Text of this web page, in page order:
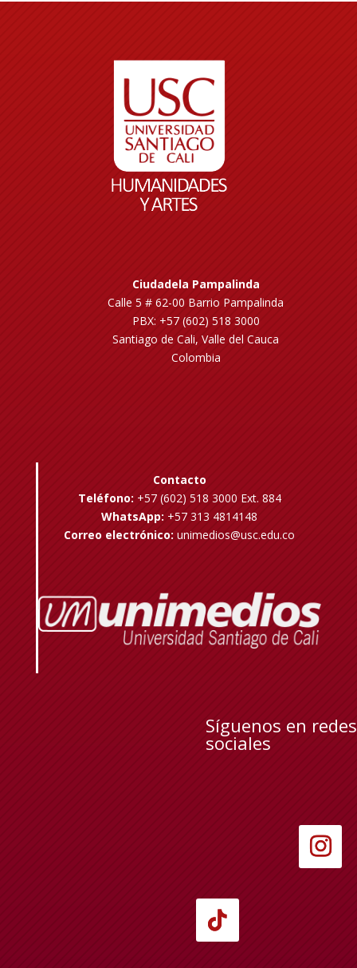
Ciudadela Pampalinda
Calle 5 # 62-00 Barrio Pampalinda
PBX: +57 (602) 518 3000
Santiago de Cali, Valle del Cauca
Colombia
Contacto
Teléfono: +57 (602) 518 3000 Ext. 884
WhatsApp: +57 313 4814148
Correo electrónico: unimedios@usc.edu.co
Síguenos en redes
sociales